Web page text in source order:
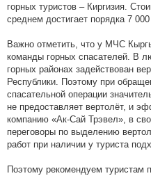
горных туристов – Киргизия.
среднем достигает порядка 7
Важно отметить, что у МЧС
команды горных спасателей. В
горных районах задействован
Республики. Поэтому при
спасательной операции
не предоставляет вертолёт, и
компанию «Ак-Сай Трэвел», в
переговоры по выделению
работ при наличии у туриста
Поэтому рекомендуем туристам